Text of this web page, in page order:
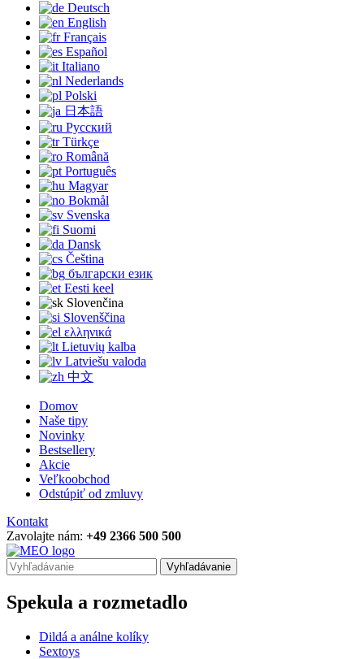
Deutsch
English
Français
Español
Italiano
Nederlands
Polski
日本語
Русский
Türkçe
Română
Português
Magyar
Bokmål
Svenska
Suomi
Dansk
Čeština
български език
Eesti keel
Slovenčina
Slovenščina
ελληνικά
Lietuvių kalba
Latviešu valoda
中文
Domov
Naše tipy
Novinky
Bestsellery
Akcie
Veľkoobchod
Odstúpiť od zmluvy
Kontakt
Zavolajte nám: +49 2366 500 500
Vyhľadávanie
Spekula a rozmetadlo
Dildá a análne kolíky
Sextoys